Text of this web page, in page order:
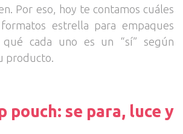
Por eso, hoy te contamos cuáles
estrella para empaques
cada uno es un “sí” según
producto.
pouch: se para, luce y